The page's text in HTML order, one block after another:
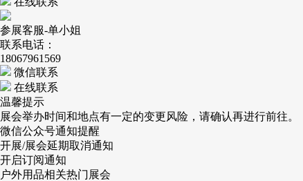
参展客服-单小姐
联系电话：
18067961569
微信联系
在线联系
温馨提示
展会举办时间和地点有一定的变更风险，请确认再进行前往。
微信公众号通知提醒
开展/展会延期取消通知
开启订阅通知
户外用品相关热门展会